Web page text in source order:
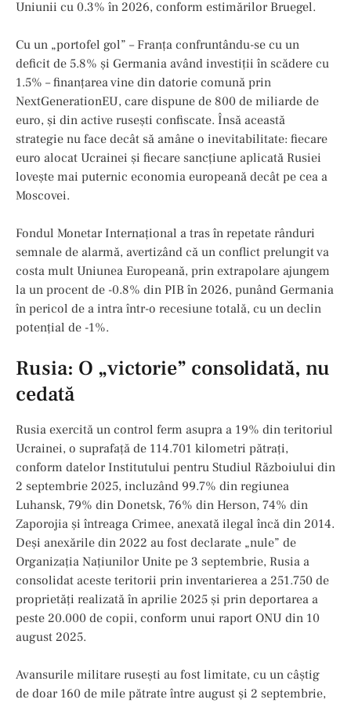
Uniunii cu 0.3% în 2026, conform estimărilor Bruegel.
Cu un „portofel gol” – Franța confruntându-se cu un
deficit de 5.8% și Germania având investiții în scădere cu
1.5% – finanțarea vine din datorie comună prin
NextGenerationEU, care dispune de 800 de miliarde de
euro, și din active rusești confiscate. Însă această
strategie nu face decât să amâne o inevitabilitate: fiecare
euro alocat Ucrainei și fiecare sancțiune aplicată Rusiei
lovește mai puternic economia europeană decât pe cea a
Moscovei.
Fondul Monetar Internațional a tras în repetate rânduri
semnale de alarmă, avertizând că un conflict prelungit va
costa mult Uniunea Europeană, prin extrapolare ajungem
la un procent de -0.8% din PIB în 2026, punând Germania
în pericol de a intra într-o recesiune totală, cu un declin
potențial de -1%.
Rusia: O „victorie” consolidată, nu
cedată
Rusia exercită un control ferm asupra a 19% din teritoriul
Ucrainei, o suprafață de 114.701 kilometri pătrați,
conform datelor Institutului pentru Studiul Războiului din
2 septembrie 2025, incluzând 99.7% din regiunea
Luhansk, 79% din Donetsk, 76% din Herson, 74% din
Zaporojia și întreaga Crimee, anexată ilegal încă din 2014.
Deși anexările din 2022 au fost declarate „nule” de
Organizația Națiunilor Unite pe 3 septembrie, Rusia a
consolidat aceste teritorii prin inventarierea a 251.750 de
proprietăți realizată în aprilie 2025 și prin deportarea a
peste 20.000 de copii, conform unui raport ONU din 10
august 2025.
Avansurile militare rusești au fost limitate, cu un câștig
de doar 160 de mile pătrate între august și 2 septembrie,